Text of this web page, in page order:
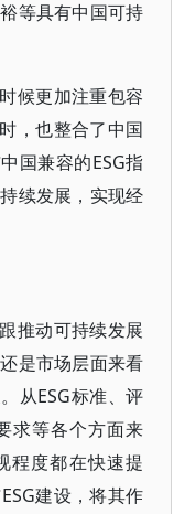
等具有中国可持
候更加注重包容
，也整合了中国
国兼容的ESG指
续发展，实现经
推动可持续发展
是市场层面来看
从ESG标准、评
求等各个方面来
程度都在快速提
建设，将其作